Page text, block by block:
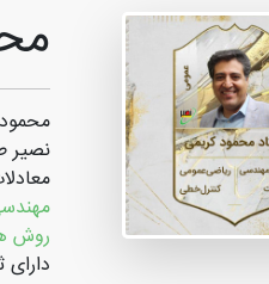
روش